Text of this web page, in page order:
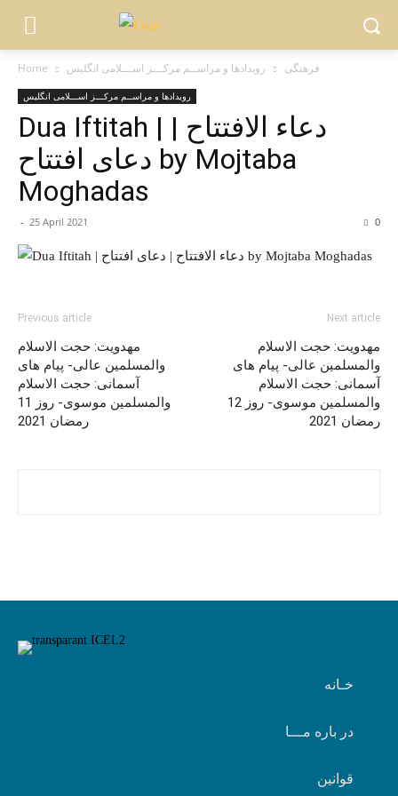
Home فرهنگی رویدادها و مراســم مرکـــز اســـلامی انگلیس
رویدادها و مراســم مرکـــز اســـلامی انگلیس
Dua Iftitah | دعاء الافتتاح |
دعای افتتاح by Mojtaba
Moghadas
- 25 April 2021 0
Previous article
مهدویت: حجت الاسلام
والمسلمین عالی- پیام های
آسمانی: حجت الاسلام
والمسلمین موسوی- روز 11
رمضان 2021
Next article
مهدویت: حجت الاسلام
والمسلمین عالی- پیام های
آسمانی: حجت الاسلام
والمسلمین موسوی- روز 12
رمضان 2021
خـانه
در باره مـــا
قوانین